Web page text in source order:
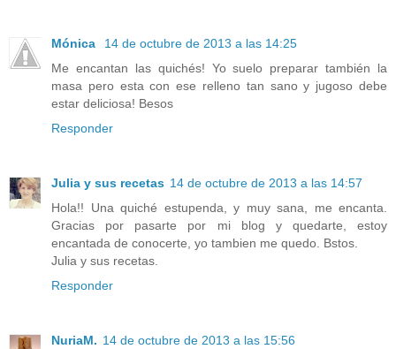
Mónica
14 de octubre de 2013 a las 14:25
Me encantan las quichés! Yo suelo preparar también la
masa pero esta con ese relleno tan sano y jugoso debe
estar deliciosa! Besos
Responder
Julia y sus recetas 14 de octubre de 2013 a las 14:57
Hola!! Una quiché estupenda, y muy sana, me encanta.
Gracias por pasarte por mi blog y quedarte, estoy
encantada de conocerte, yo tambien me quedo. Bstos.
Julia y sus recetas.
Responder
NuriaM. 14 de octubre de 2013 a las 15:56